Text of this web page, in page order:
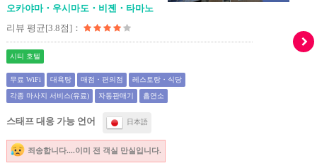
오카야마・우시마도・비젠・타마노
리뷰 평균[3.8점]：
시티 호텔
무료 WiFi 대욕탕 매점・편의점 레스토랑・식당
각종 마사지 서비스(유료) 자동판매기 흡연소
스태프 대응 가능 언어 日本語
죄송합니다....이미 전 객실 만실입니다.